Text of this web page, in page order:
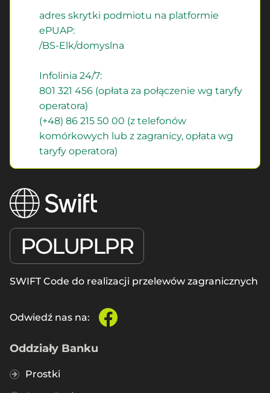
adres skrytki podmiotu na platformie
ePUAP:
/BS-Elk/domyslna
Infolinia 24/7:
801 321 456 (opłata za połączenie wg taryfy
operatora)
(+48) 86 215 50 00 (z telefonów
komórkowych lub z zagranicy, opłata wg
taryfy operatora)
POLUPLPR
SWIFT Code do realizacji przelewów zagranicznych
Odwiedź nas na: facebook
Oddziały Banku
Prostki